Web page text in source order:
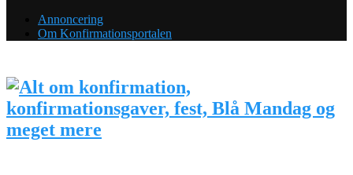
Annoncering
Om Konfirmationsportalen